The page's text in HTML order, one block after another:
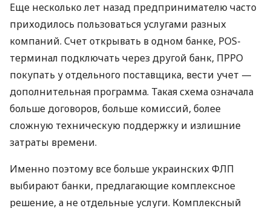
Еще несколько лет назад предпринимателю часто
приходилось пользоваться услугами разных
компаний. Счет открывать в одном банке, POS-
терминал подключать через другой банк, ПРРО
покупать у отдельного поставщика, вести учет —
дополнительная программа. Такая схема означала
больше договоров, больше комиссий, более
сложную техническую поддержку и излишние
затраты времени.
Именно поэтому все больше украинских ФЛП
выбирают банки, предлагающие комплексное
решение, а не отдельные услуги. Комплексный